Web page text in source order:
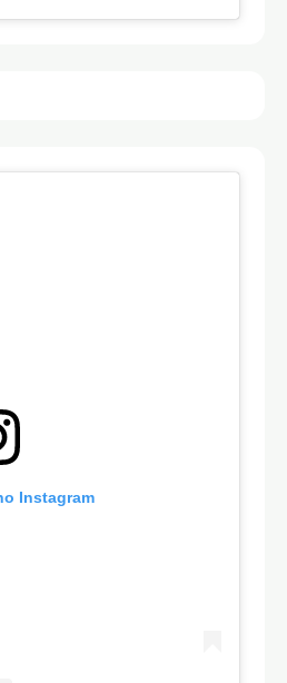
Instagram